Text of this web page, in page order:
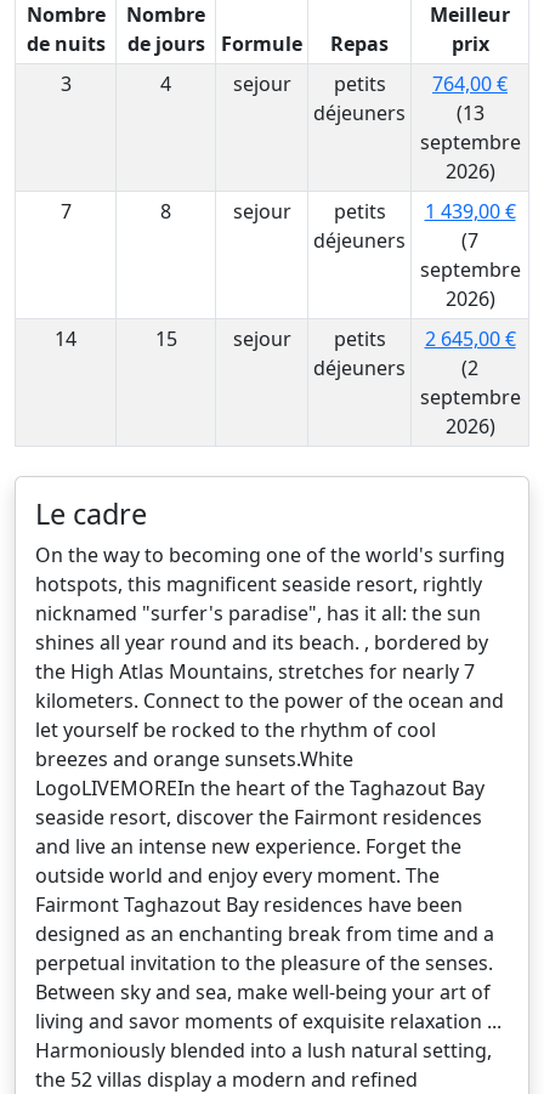
Nombre
de nuits
Nombre
de jours
Formule Repas
Meilleur
prix
3
4 sejour
petits
déjeuners
764,00 €
(13
septembre
2026)
7
8 sejour
petits
déjeuners
1 439,00 €
(7
septembre
2026)
14
15 sejour
petits
déjeuners
2 645,00 €
(2
septembre
2026)
Le cadre
On the way to becoming one of the world's surfing
hotspots, this magnificent seaside resort, rightly
nicknamed "surfer's paradise", has it all: the sun
shines all year round and its beach. , bordered by
the High Atlas Mountains, stretches for nearly 7
kilometers. Connect to the power of the ocean and
let yourself be rocked to the rhythm of cool
breezes and orange sunsets.White
LogoLIVEMOREIn the heart of the Taghazout Bay
seaside resort, discover the Fairmont residences
and live an intense new experience. Forget the
outside world and enjoy every moment. The
Fairmont Taghazout Bay residences have been
designed as an enchanting break from time and a
perpetual invitation to the pleasure of the senses.
Between sky and sea, make well-being your art of
living and savor moments of exquisite relaxation ...
Harmoniously blended into a lush natural setting,
the 52 villas display a modern and refined